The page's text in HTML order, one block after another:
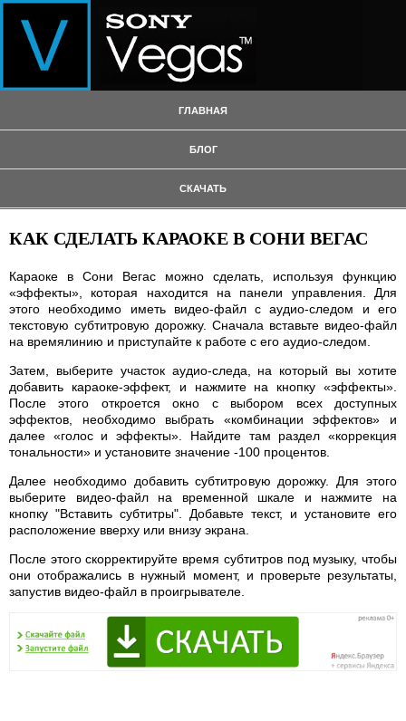
ГЛАВНАЯ
БЛОГ
СКАЧАТЬ
КАК СДЕЛАТЬ КАРАОКЕ В СОНИ ВЕГАС
Караоке в Сони Вегас можно сделать, используя функцию
«эффекты», которая находится на панели управления. Для
этого необходимо иметь видео-файл с аудио-следом и его
текстовую субтитровую дорожку. Сначала вставьте видео-файл
на времялинию и приступайте к работе с его аудио-следом.
Затем, выберите участок аудио-следа, на который вы хотите
добавить караоке-эффект, и нажмите на кнопку «эффекты».
После этого откроется окно с выбором всех доступных
эффектов, необходимо выбрать «комбинации эффектов» и
далее «голос и эффекты». Найдите там раздел «коррекция
тональности» и установите значение -100 процентов.
Далее необходимо добавить субтитровую дорожку. Для этого
выберите видео-файл на временной шкале и нажмите на
кнопку "Вставить субтитры". Добавьте текст, и установите его
расположение вверху или внизу экрана.
После этого скорректируйте время субтитров под музыку, чтобы
они отображались в нужный момент, и проверьте результаты,
запустив видео-файл в проигрывателе.